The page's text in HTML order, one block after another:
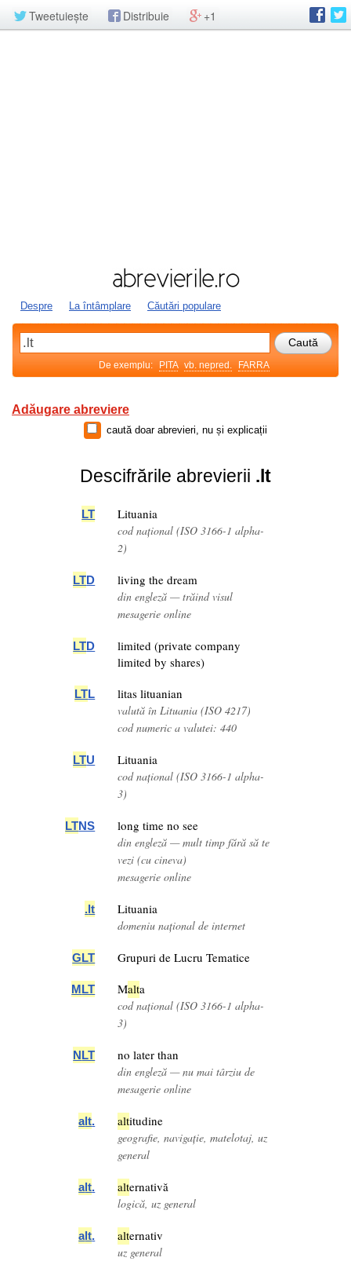
Tweetuiește Distribuie +1
Despre La întâmplare Căutări populare
De exemplu: PITA vb. nepred. FARRA
Adăugare abreviere
caută doar abrevieri, nu și explicații
Descifrările abrevierii .lt
LT Lituania
cod național (ISO 3166-1 alpha-
2)
LTD living the dream
din engleză — trăind visul
mesagerie online
LTD
limited (private company
limited by shares)
LTL litas lituanian
valută în Lituania (ISO 4217)
cod numeric a valutei: 440
LTU Lituania
cod național (ISO 3166-1 alpha-
3)
LTNS long time no see
din engleză — mult timp fără să te
vezi (cu cineva)
mesagerie online
.lt Lituania
domeniu național de internet
GLT Grupuri de Lucru Tematice
MLT Malta
cod național (ISO 3166-1 alpha-
3)
NLT no later than
din engleză — nu mai târziu de
mesagerie online
alt. altitudine
geografie, navigație, matelotaj, uz
general
alt. alternativă
logică, uz general
alt. alternativ
uz general